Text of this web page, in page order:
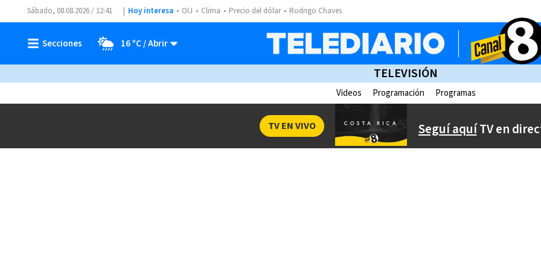
Sábado, 08.08.2026 / 12:41 Hoy interesa OIJ Clima Precio del dólar Rodrigo Chaves
16 ºC
TELEVISIÓN
Videos Programación Programas
Seguí aquíTV en
TV EN VIVO